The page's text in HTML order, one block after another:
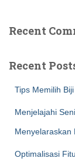
Recent
Recent
Tips Memilih
Menjelajahi
Menyelaraskan
Optimalisasi